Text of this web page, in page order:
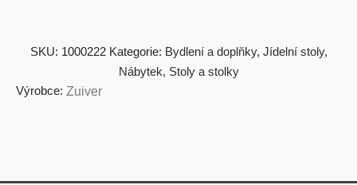
SKU: 1000222 Kategorie: Bydlení a doplňky, Jídelní stoly,
Nábytek, Stoly a stolky
Výrobce: Zuiver